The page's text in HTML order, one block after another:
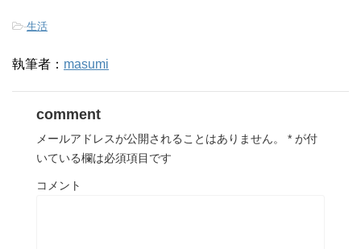
-生活
執筆者： masumi
comment
メールアドレスが公開されることはありません。 * が付
いている欄は必須項目です
コメント